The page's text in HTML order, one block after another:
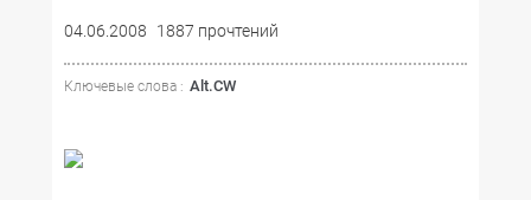
04.06.2008 1887 прочтений
Ключевые слова : Alt.CW